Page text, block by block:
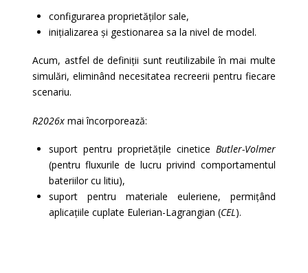
configurarea proprietăților sale,
inițializarea și gestionarea sa la nivel de model.
Acum, astfel de definiții sunt reutilizabile în mai multe
simulări, eliminând necesitatea recreerii pentru fiecare
scenariu.
R2026x mai încorporează:
suport pentru proprietățile cinetice Butler-Volmer
(pentru fluxurile de lucru privind comportamentul
bateriilor cu litiu),
suport pentru materiale euleriene, permițând
aplicațiile cuplate Eulerian-Lagrangian (CEL).